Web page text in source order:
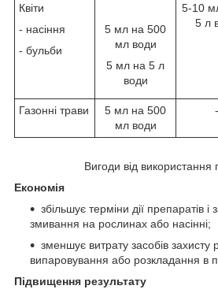
Квіти
- насіння
- бульби
5 мл на 500
мл води
5 мл на 5 л
води
5-10
5 л
Газонні трави
5 мл на 500
мл води
-
Вигоди від використання
Економія
збільшує терміни дії препаратів і
змивання на рослинах або насінні;
зменшує витрату засобів захисту
випаровування або розкладання в
Підвищення результату